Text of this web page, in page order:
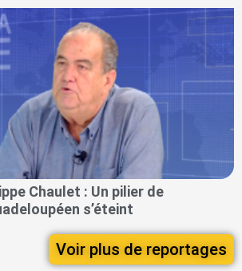
Chaulet : Un pilier de
s’éteint
Voir plus de reportages